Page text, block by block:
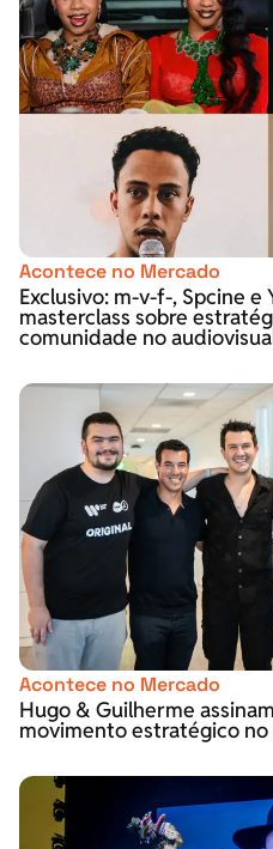
Acontece no Mercado
Exclusivo: m-v-f-, Spcine e
masterclass sobre
comunidade no
Acontece no Mercado
Hugo & Guilherme
movimento estratégico